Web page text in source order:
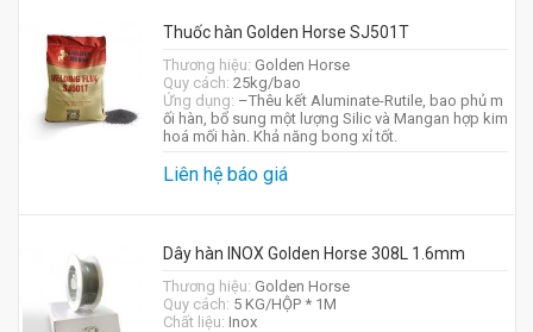
Thuốc hàn Golden Horse SJ501T
Thương hiệu: Golden Horse
Quy cách: 25kg/bao
Ứng dụng: –Thêu kết Aluminate-Rutile, bao phủ m
ối hàn, bổ sung một lượng Silic và Mangan hợp kim
hoá mối hàn. Khả năng bong xỉ tốt.
Liên hệ báo giá
Dây hàn INOX Golden Horse 308L 1.6mm
Thương hiệu: Golden Horse
Quy cách: 5 KG/HỘP * 1M
Chất liệu: Inox